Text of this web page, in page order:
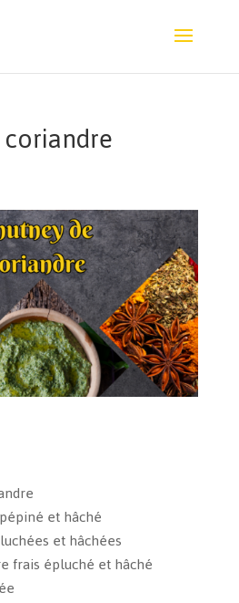
et hâché
et hâchées
frais épluché et hâché